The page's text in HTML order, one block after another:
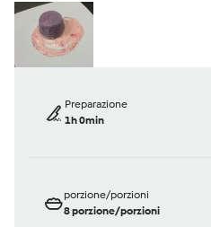
Preparazione
1h 0min
porzione/porzioni
8porzione/porzioni